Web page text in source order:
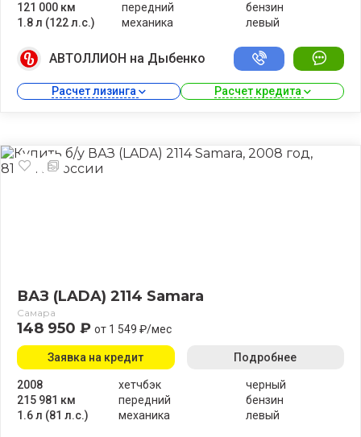
121 000 км
1.8 л (122 л.с.)
передний
механика
бензин
левый
АВТОЛЛИОН на Дыбенко
Расчет лизинга Расчет кредита
ВАЗ (LADA) 2114 Samara
Самара
148 950 ₽ от 1 549 ₽/мес
2008
215 981 км
1.6 л (81 л.с.)
хетчбэк
передний
механика
черный
бензин
левый
Заявка на кредит Подробнее